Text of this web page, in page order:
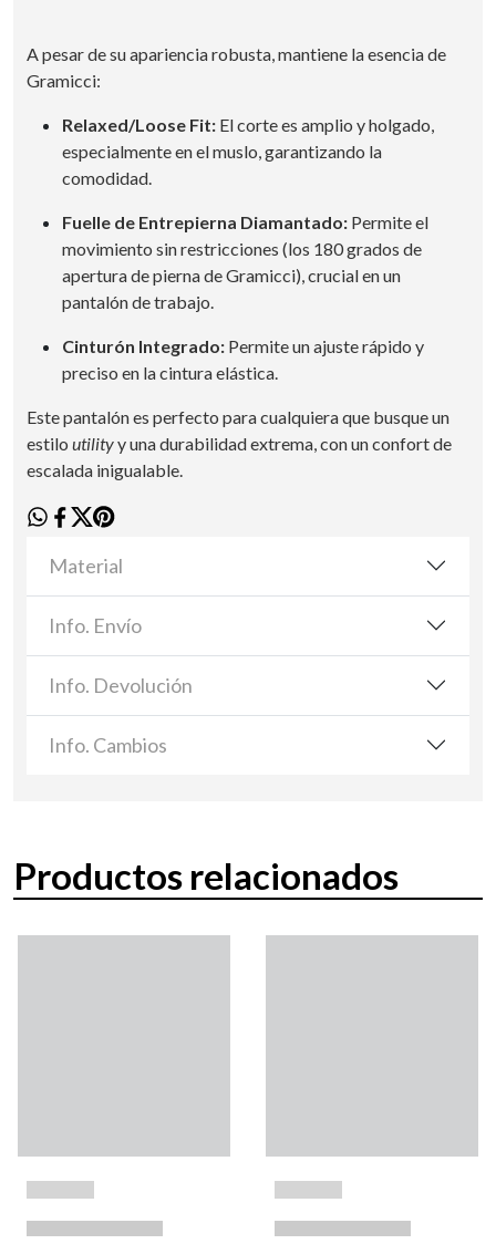
A pesar de su apariencia robusta, mantiene la esencia de
Gramicci:
Relaxed/Loose Fit: El corte es amplio y holgado,
especialmente en el muslo, garantizando la
comodidad.
Fuelle de Entrepierna Diamantado: Permite el
movimiento sin restricciones (los 180 grados de
apertura de pierna de Gramicci), crucial en un
pantalón de trabajo.
Cinturón Integrado: Permite un ajuste rápido y
preciso en la cintura elástica.
Este pantalón es perfecto para cualquiera que busque un
estilo utilityy una durabilidad extrema, con un confort de
escalada inigualable.
Material
Info. Envío
Info. Devolución
Info. Cambios
Productos relacionados